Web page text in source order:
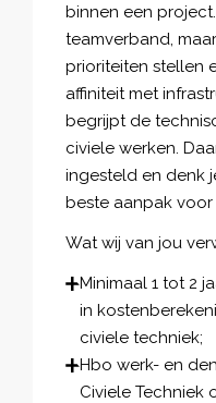
binnen een
teamverband,
prioriteiten stellen
affiniteit met
begrijpt de
civiele werken.
ingesteld en denk
beste aanpak
Wat wij van jou
Minimaal 1 tot 2
in
civiele techniek;
Hbo werk- en
Civiele Techniek